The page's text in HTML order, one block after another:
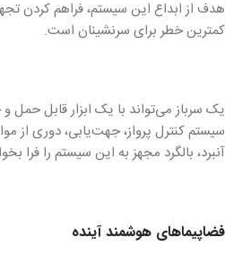
هدف از ابداع این سیستم، فراهم کردن
کمترین خطر برای سرنشینان است.
یک سرباز می‌تواند با یک ابزار قابل حمل
سیستم کنترل پرواز، جهت‌یابی، دوری از
آنبرد، بالگرد مجهز به این سیستم را فرا
فضاپیماهای هوشمند آینده